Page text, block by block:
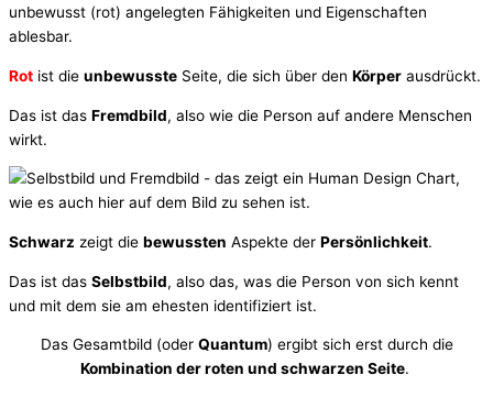
unbewusst (rot) angelegten Fähigkeiten und Eigenschaften
ablesbar.
Rot ist die unbewusste Seite, die sich über den Körper ausdrückt.
Das ist das Fremdbild, also wie die Person auf andere Menschen
wirkt.
Schwarz zeigt die bewussten Aspekte der Persönlichkeit.
Das ist das Selbstbild, also das, was die Person von sich kennt
und mit dem sie am ehesten identifiziert ist.
Das Gesamtbild (oder Quantum) ergibt sich erst durch die
Kombination der roten und schwarzen Seite.